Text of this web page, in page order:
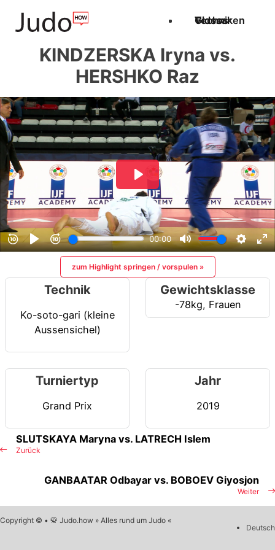
Techniken
Videos
Glossar
KINDZERSKA Iryna vs.
HERSHKO Raz
zum Highlight springen / vorspulen »
Technik
Ko-soto-gari (kleine
Aussensichel)
Gewichtsklasse
-78kg, Frauen
Turniertyp
Grand Prix
Jahr
2019
Zurück
SLUTSKAYA Maryna vs. LATRECH Islem
Weiter
GANBAATAR Odbayar vs. BOBOEV Giyosjon
Copyright © • 🥋 Judo.how » Alles rund um Judo «
Deutsch